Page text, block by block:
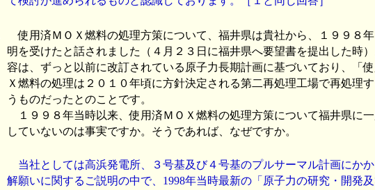
使用済ＭＯＸ燃料の処理方策について、福井県は貴社から、１９９８
明を受けたと話されました（４月２３日に福井県へ要望書を提出した時
容は、ずっと以前に改訂されている原子力長期計画に基づいており、「
Ｘ燃料の処理は２０１０年頃に方針決定される第二再処理工場で再処理
うものだったとのことです。
１９９８年当時以来、使用済ＭＯＸ燃料の処理方策について福井県に
していないのは事実ですか。そうであれば、なぜですか。
当社としては高浜発電所、３号基及び４号基のプルサーマル計画にか
解願いに関するご説明の中で、1998年当時最新の「原子力の研究・開発